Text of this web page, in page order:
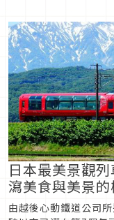
日本最美景觀
瀉美食與美景的
由越後心動鐵道公司